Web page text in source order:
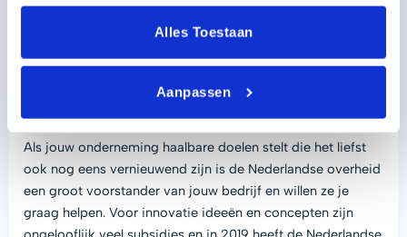
Alles Toestaan
Aanpassen
persoonlijk advies aan beginnende ondernemers en start-
ups. Dit biedt niet alleen waardevolle inzichten, maar
creëert ook samenwerkingskansen en een sterker netwerk.
Daarnaast zijn er diverse subsidies op het gebied van
Als jouw onderneming haalbare doelen stelt die het liefst
ook nog eens vernieuwend zijn is de Nederlandse overheid
een groot voorstander van jouw bedrijf en willen ze je
graag helpen. Voor innovatie ideeën en concepten zijn